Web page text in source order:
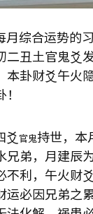
合运势的习
丑土官鬼爻
卦财爻午火
爻 官鬼持世，本
弟，月建辰
利，午火财
必因兄弟之